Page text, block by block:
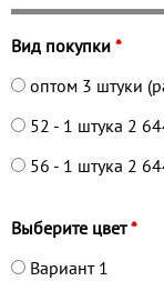
Вид покупки *
оптом 3 штуки
52 - 1 штука 2
56 - 1 штука 2
Выберите цвет*
Вариант 1